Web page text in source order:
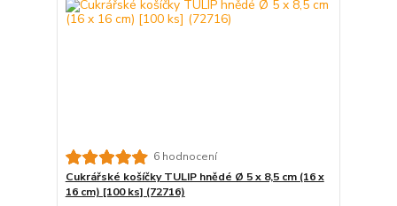
6 hodnocení
Cukrářské košíčky TULIP hnědé Ø 5 x 8,5 cm (16 x
16 cm) [100 ks] (72716)